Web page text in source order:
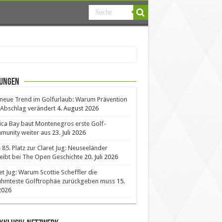
Trend im Golfurlaub: Warum Prävention
verändert 4. August 2026
Bay baut Montenegros erste Golf-
weiter aus 23. Juli 2026
85. Platz zur Claret Jug: Neuseeländer
bei The Open Geschichte 20. Juli 2026
Jug: Warum Scottie Scheffler die
Golftrophäe zurückgeben muss 15.